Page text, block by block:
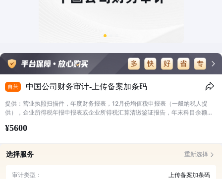
自营 中国公司财务审计-上传备案加条码
提供：营业执照扫描件，年度财务报表，12月份增值税申报表（一般纳税人提
供），企业所得税年报申报表或企业所得税汇算清缴鉴证报告，年末科目余额
要用于申请补贴、申请高新，具体要看使用者要求；加条码的报告资料必须同步
¥5600
选择服务 重新选择
审计类型：
上传备案加条码